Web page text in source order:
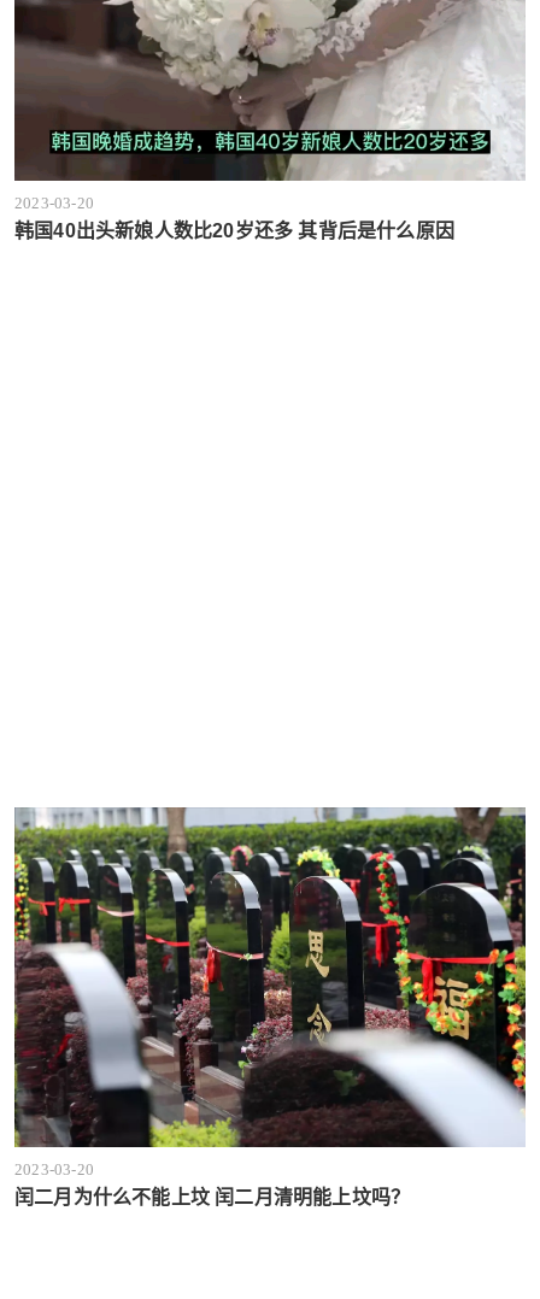
2023-03-20
韩国40出头新娘人数比20岁还多 其背后是什么原因
2023-03-20
闰二月为什么不能上坟 闰二月清明能上坟吗？